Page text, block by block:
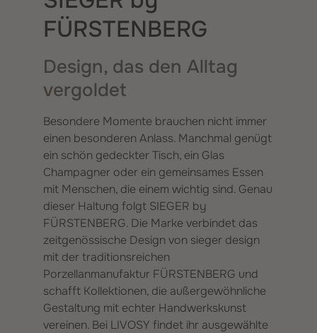
FÜRSTENBERG
Design, das den Alltag
vergoldet
Besondere Momente brauchen nicht immer
einen besonderen Anlass. Manchmal genügt
ein schön gedeckter Tisch, ein Glas
Champagner oder ein gemeinsames Essen
mit Menschen, die einem wichtig sind. Genau
dieser Haltung folgt SIEGER by
FÜRSTENBERG. Die Marke verbindet das
zeitgenössische Design von sieger design
mit der traditionsreichen
Porzellanmanufaktur FÜRSTENBERG und
schafft Kollektionen, die außergewöhnliche
Gestaltung mit echter Handwerkskunst
vereinen. Bei LIVOSY findet ihr ausgewählte